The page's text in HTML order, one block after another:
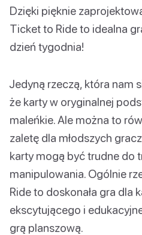
Dzięki pięknie
Ticket to Ride to idealna
dzień tygodnia!
Jedyną rzeczą, która nam
że karty w oryginalnej
maleńkie. Ale można to
zaletę dla młodszych
karty mogą być trudne do
manipulowania. Ogólnie
Ride to doskonała gra dla
ekscytującego i
grą planszową.